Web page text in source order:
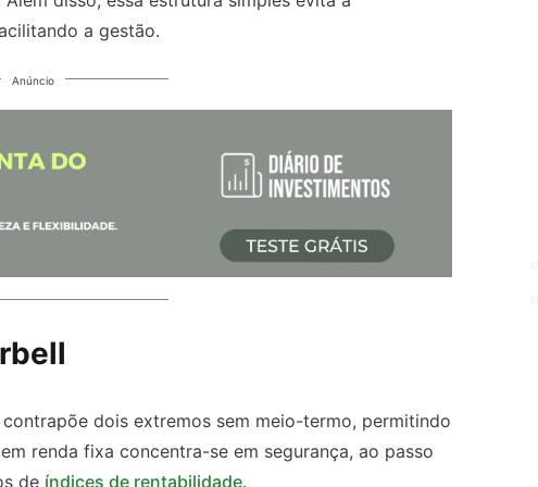
a gestão.
Anúncio
dois extremos sem meio-termo, permitindo
renda fixa concentra-se em segurança, ao passo
de índices de rentabilidade.